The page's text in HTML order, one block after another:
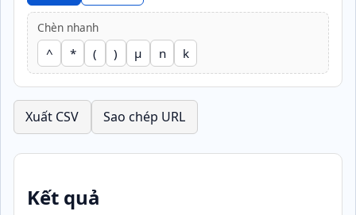
Chèn nhanh
^ * ( ) μ n k
Xuất CSV Sao chép URL
Kết quả